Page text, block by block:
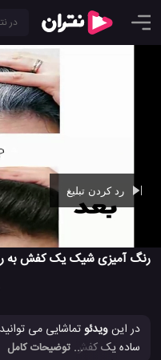
رنگ آمیزی شیک یک کفش به
در اینویدئوتماشایی می
ساده یک کفش را رنگ آمیزی و
... توضیحات کامل